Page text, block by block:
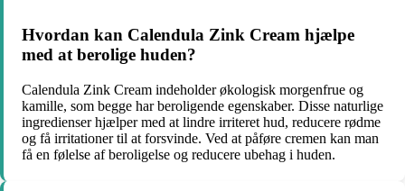
Hvordan kan Calendula Zink Cream hjælpe
med at berolige huden?
Calendula Zink Cream indeholder økologisk morgenfrue og
kamille, som begge har beroligende egenskaber. Disse naturlige
ingredienser hjælper med at lindre irriteret hud, reducere rødme
og få irritationer til at forsvinde. Ved at påføre cremen kan man
få en følelse af beroligelse og reducere ubehag i huden.